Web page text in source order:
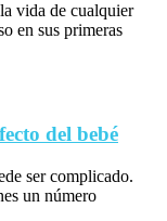
vida de cualquier
en sus primeras
del bebé
ser complicado.
un número